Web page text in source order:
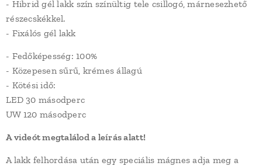
- Hibrid gél lakk szín színültig tele csillogó, márnesezhető
részecskékkel.
- Fixálós gél lakk
- Fedőképesség: 100%
- Közepesen sűrű, krémes állagú
- Kötési idő:
LED 30 másodperc
UW 120 másodperc
A videót megtalálod a leírás alatt!
A lakk felhordása után egy speciális mágnes adja meg a